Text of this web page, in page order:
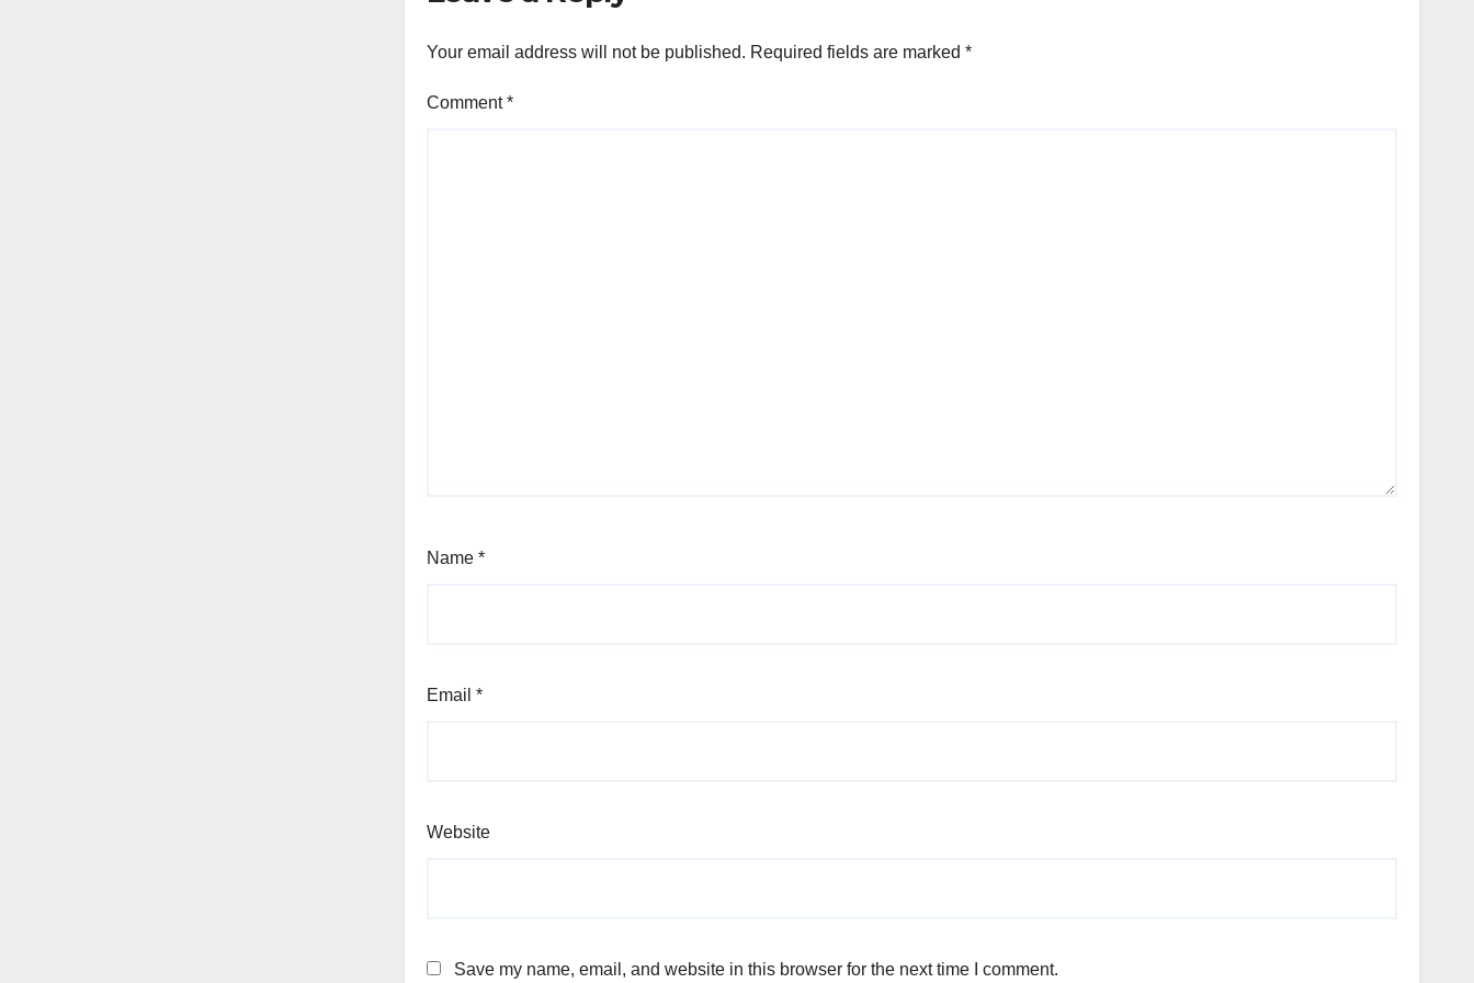
Your email address will not be published. Required fields are marked *
Comment*
Name *
Email *
Website
Save my name, email, and website in this browser for the next time I comment.